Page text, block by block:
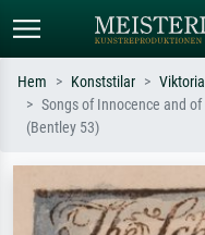
t.ex. Monet, Stjärnenatt,
impressionism, Hokusai-våg,
Hem Konststilar
Songs of Innocence and
(Bentley 53)